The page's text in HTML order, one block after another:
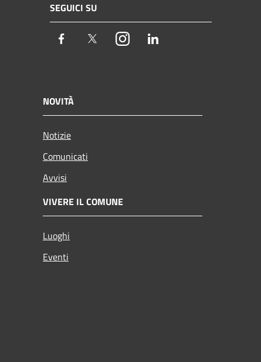
SEGUICI SU
Facebook TwitterInstagram
NOVITÀ
Notizie
Comunicati
Avvisi
VIVERE IL COMUNE
Luoghi
Eventi